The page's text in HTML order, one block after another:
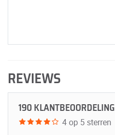
REVIEWS
190 KLANTBEOORDELING
4 op 5 sterren